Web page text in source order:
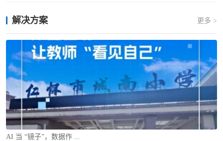
解决方案 更多 >
AI 当 “镜子”，数据作 ...